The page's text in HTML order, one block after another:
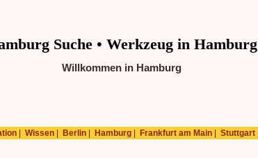
Suche • Werkzeug in Hamburg
Willkommen in Hamburg
Wissen Berlin Hamburg Frankfurt am Main Stuttgart